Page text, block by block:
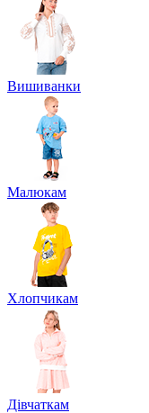
Вишиванки
Малюкам
Хлопчикам
Дівчаткам